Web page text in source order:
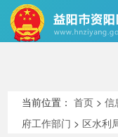
当前位置：首页 >信
府工作部门 > 区水利